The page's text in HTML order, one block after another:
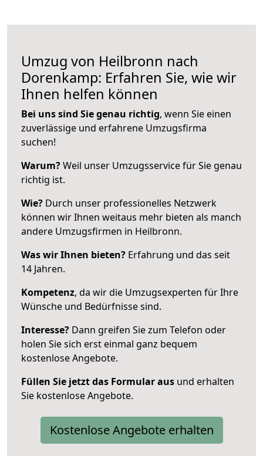
Umzug von Heilbronn nach
Dorenkamp: Erfahren Sie, wie wir
Ihnen helfen können
Bei uns sind Sie genau richtig, wenn Sie einen
zuverlässige und erfahrene Umzugsfirma
suchen!
Warum?Weil unser Umzugsservice für Sie genau
richtig ist.
Wie? Durch unser professionelles Netzwerk
können wir Ihnen weitaus mehr bieten als manch
andere Umzugsfirmen in Heilbronn.
Was wir Ihnen bieten? Erfahrung und das seit
14 Jahren.
Kompetenz, da wir die Umzugsexperten für Ihre
Wünsche und Bedürfnisse sind.
Interesse? Dann greifen Sie zum Telefon oder
holen Sie sich erst einmal ganz bequem
kostenlose Angebote.
Füllen Sie jetzt das Formular aus und erhalten
Sie kostenlose Angebote.
Kostenlose Angebote erhalten